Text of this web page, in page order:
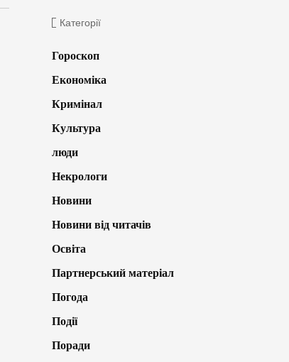
Категорії
Гороскоп
Економіка
Кримінал
Культура
люди
Некрологи
Новини
Новини від читачів
Освіта
Партнерський матеріал
Погода
Події
Поради